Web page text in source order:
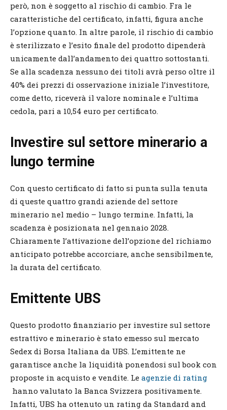
però, non è soggetto al rischio di cambio. Fra le
caratteristiche del certificato, infatti, figura anche
l’opzione quanto. In altre parole, il rischio di cambio
è sterilizzato e l’esito finale del prodotto dipenderà
unicamente dall’andamento dei quattro sottostanti.
Se alla scadenza nessuno dei titoli avrà perso oltre il
40% dei prezzi di osservazione iniziale l’investitore,
come detto, riceverà il valore nominale e l’ultima
cedola, pari a 10,54 euro per certificato.
Investire sul settore minerario a
lungo termine
Con questo certificato di fatto si punta sulla tenuta
di queste quattro grandi aziende del settore
minerario nel medio – lungo termine. Infatti, la
scadenza è posizionata nel gennaio 2028.
Chiaramente l’attivazione dell’opzione del richiamo
anticipato potrebbe accorciare, anche sensibilmente,
la durata del certificato.
Emittente UBS
Questo prodotto finanziario per investire sul settore
estrattivo e minerario è stato emesso sul mercato
Sedex di Borsa Italiana da UBS. L’emittente ne
garantisce anche la liquidità ponendosi sul book con
proposte in acquisto e vendite. Le agenzie di rating
hanno valutato la Banca Svizzera positivamente.
Infatti, UBS ha ottenuto un rating da Standard and